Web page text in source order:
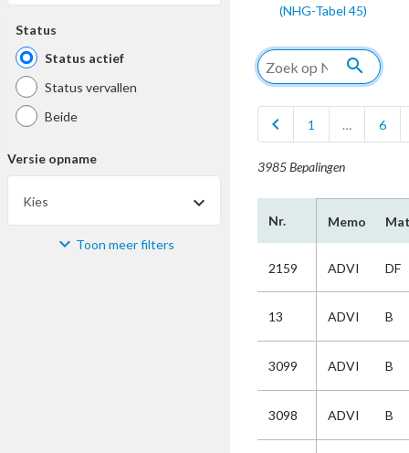
Status
Status actief
Status vervallen
Beide
Versie opname
Kies
Materiaal Toon meer filters
(NHG-Tabel 45)
search
chevron_left 1 … 6
3985 Bepalingen
Nr. Memo
2159 ADVI DF
13 ADVI B
3099 ADVI B
3098 ADVI B